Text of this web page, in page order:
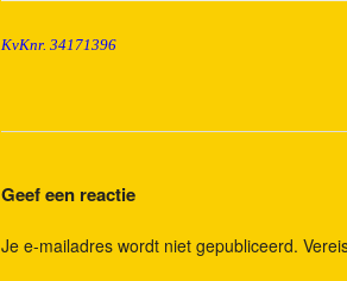
KvKnr. 34171396
Geef een reactie
Je e-mailadres wordt niet gepubliceerd.